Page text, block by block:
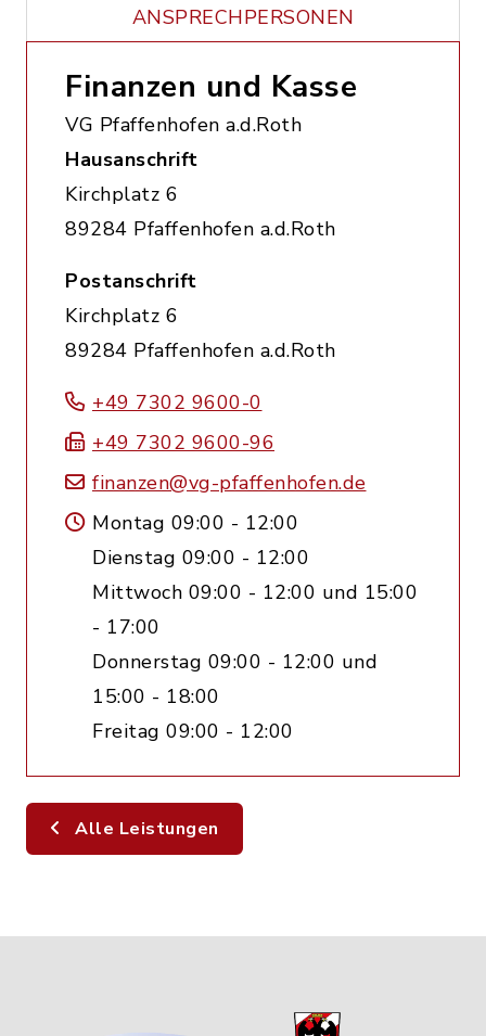
ANSPRECHPERSONEN
Finanzen und Kasse
VG Pfaffenhofen a.d.Roth
Hausanschrift
Kirchplatz 6
89284 Pfaffenhofen a.d.Roth
Postanschrift
Kirchplatz 6
89284 Pfaffenhofen a.d.Roth
+49 7302 9600-0
+49 7302 9600-96
finanzen@vg-pfaffenhofen.de
Montag 09:00 - 12:00
Dienstag 09:00 - 12:00
Mittwoch 09:00 - 12:00 und 15:00
- 17:00
Donnerstag 09:00 - 12:00 und
15:00 - 18:00
Freitag 09:00 - 12:00
Alle Leistungen